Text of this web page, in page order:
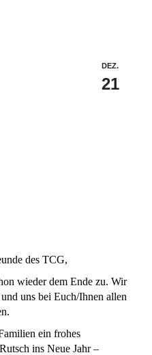
DEZ.
21
des TCG,
wieder dem Ende zu. Wir
uns bei Euch/Ihnen allen
ein frohes
ins Neue Jahr –